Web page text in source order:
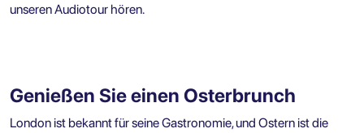
unseren Audiotour hören.
Genießen Sie einen Osterbrunch
London ist bekannt für seine Gastronomie, und Ostern ist die